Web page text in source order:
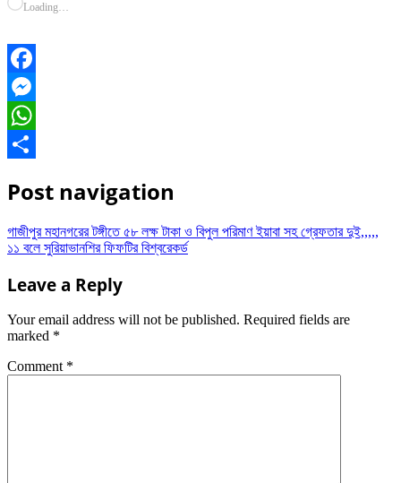
Loading…
Facebook
Messenger
WhatsApp
Post navigation
গাজীপুর মহানগরের টঙ্গীতে ৫৮ লক্ষ টাকা ও বিপুল পরিমাণ ইয়াবা সহ গ্রেফতার দুই,,,,,
১১ বলে সুরিয়াভানশির ফিফটির বিশ্বরেকর্ড
Leave a Reply
Your email address will not be published. Required fields are
marked *
Comment *